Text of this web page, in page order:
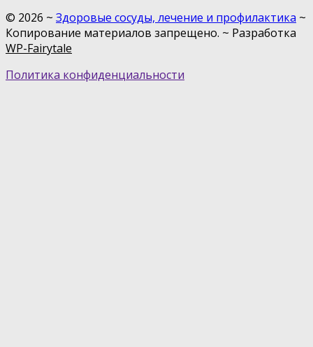
© 2026 ~ Здоровые сосуды, лечение и профилактика ~
Копирование материалов запрещено. ~ Разработка
WP-Fairytale
Политика конфиденциальности